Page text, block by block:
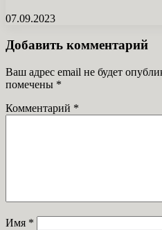
07.09.2023
Добавить комментарий
Ваш адрес email не будет
помечены *
Комментарий *
Имя *